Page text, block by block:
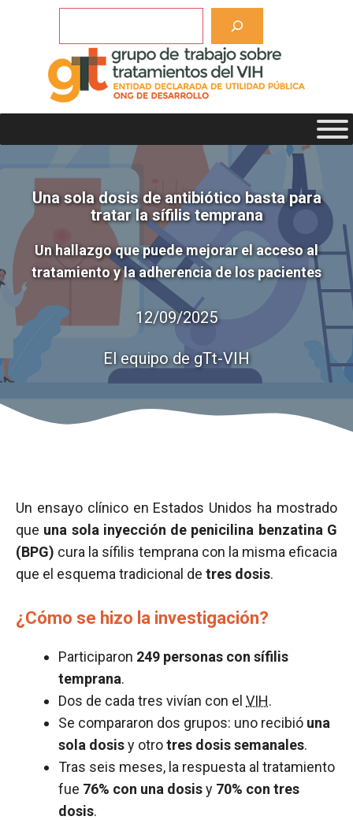
Una sola dosis de antibiótico basta para
tratar la sífilis temprana
Un hallazgo que puede mejorar el acceso al
tratamiento y la adherencia de los pacientes
12/09/2025
El equipo de gTt-VIH
Un ensayo clínico en Estados Unidos ha mostrado
que una sola inyección de penicilina benzatina G
(BPG) cura la sífilis temprana con la misma eficacia
que el esquema tradicional de tres dosis.
¿Cómo se hizo la investigación?
Participaron 249 personas con sífilis
temprana.
Dos de cada tres vivían con el VIH.
Se compararon dos grupos: uno recibió una
sola dosisy otrotres dosis semanales.
Tras seis meses, la respuesta al tratamiento
fue 76% con una dosisy 70% con tres
dosis.